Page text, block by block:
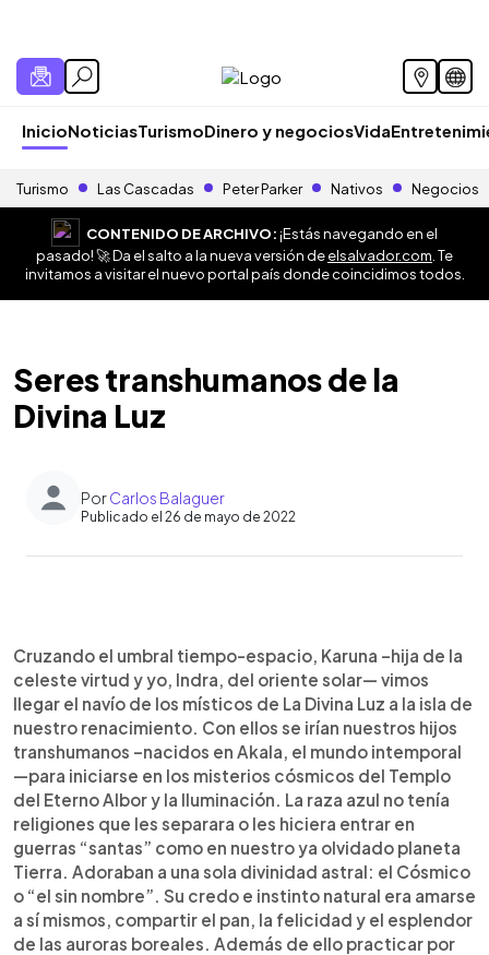
InicioNoticiasTurismoDinero y negociosVida
Turismo Las Cascadas Peter Parker Nativos Negocios
CONTENIDO DE ARCHIVO:¡Estás navegando en el
pasado! 🚀 Da el salto a la nueva versión deelsalvador.com . Te
invitamos a visitar el nuevo portal país donde coincidimos todos.
Seres transhumanos de la
Divina Luz
PorCarlos Balaguer
Publicado el 26 de mayo de 2022
► Escuchar artículo
Cruzando el umbral tiempo-espacio, Karuna –hija de la
celeste virtud y yo, Indra, del oriente solar— vimos
llegar el navío de los místicos de La Divina Luz a la isla de
nuestro renacimiento. Con ellos se irían nuestros hijos
transhumanos –nacidos en Akala, el mundo intemporal
—para iniciarse en los misterios cósmicos del Templo
del Eterno Albor y la Iluminación. La raza azul no tenía
religiones que les separara o les hiciera entrar en
guerras “santas” como en nuestro ya olvidado planeta
Tierra. Adoraban a una sola divinidad astral: el Cósmico
o “el sin nombre”. Su credo e instinto natural era amarse
a sí mismos, compartir el pan, la felicidad y el esplendor
de las auroras boreales. Además de ello practicar por